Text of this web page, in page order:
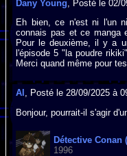
Dany Young , Posté le 02/
Eh bien, ce n'est ni l'un
connais pas et ce manga
Pour le deuxième, il y a
l'épisode 5 "la poudre
Merci quand même pour
Al , Posté le 28/09/2025 à
Bonjour, pourrait-il s'agir
Détective Conan
1996